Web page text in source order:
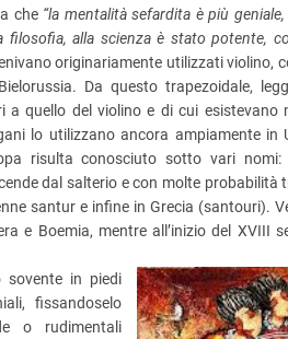
che “la mentalità sefardita è più
filosofia, alla scienza è stato potente,
originariamente utilizzati violino,
Da questo trapezoidale,
a quello del violino e di cui esistevano
lo utilizzano ancora ampiamente
risulta conosciuto sotto vari
dal salterio e con molte probabilità
santur e infine in Grecia (santouri).
e Boemia, mentre all’inizio del XVIII
sovente in piedi
fissandoselo
o rudimentali